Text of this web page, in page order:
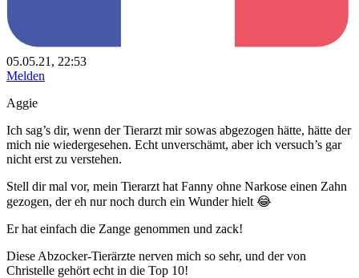
05.05.21, 22:53
Melden
Aggie
Ich sag’s dir, wenn der Tierarzt mir sowas abgezogen hätte, hätte der
mich nie wiedergesehen. Echt unverschämt, aber ich versuch’s gar
nicht erst zu verstehen.
Stell dir mal vor, mein Tierarzt hat Fanny ohne Narkose einen Zahn
gezogen, der eh nur noch durch ein Wunder hielt 😂
Er hat einfach die Zange genommen und zack!
Diese Abzocker-Tierärzte nerven mich so sehr, und der von
Christelle gehört echt in die Top 10!